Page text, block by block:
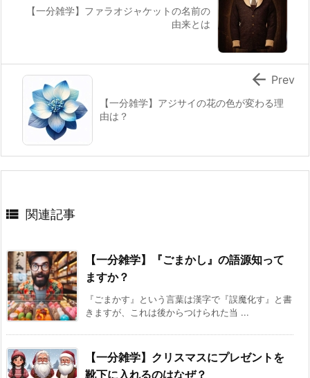
【一分雑学】ファラオジャケットの名前の
由来とは
【一分雑学】アジサイの花の色が変わる理
由は？
 Prev
 関連記事
【一分雑学】『ごまかし』の語源知って
ますか？
『ごまかす』という言葉は漢字で『誤魔化す』と書
きますが、これは後からつけられた当 ...
【一分雑学】クリスマスにプレゼントを
靴下に入れるのはなぜ？